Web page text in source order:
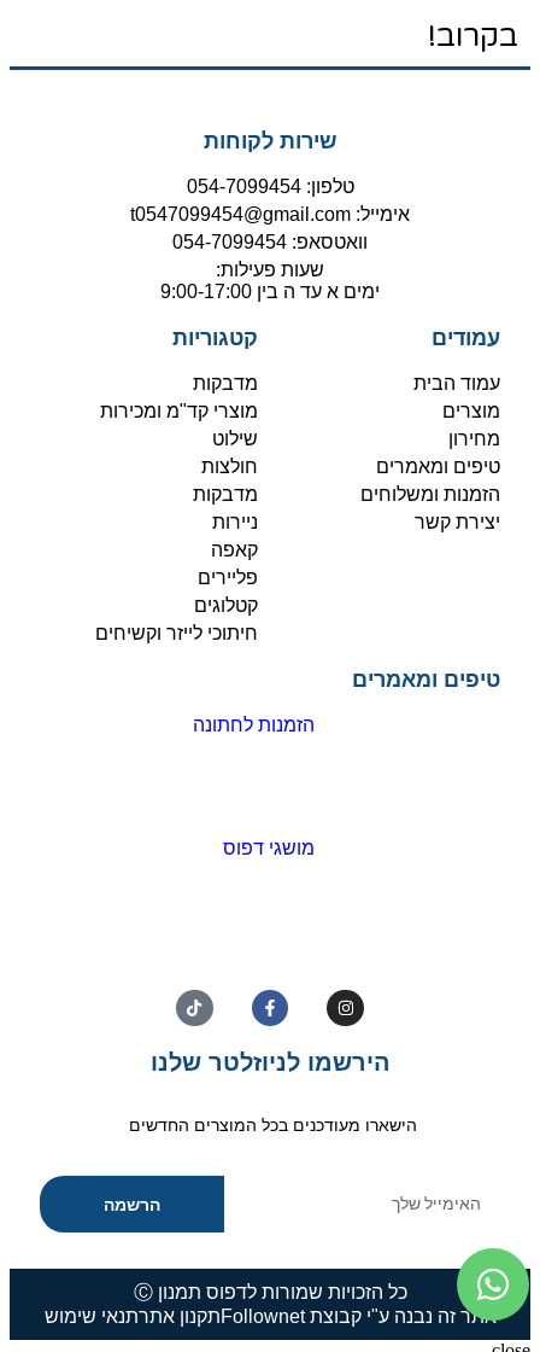
בקרוב!
שירות לקוחות
טלפון: 054-7099454
אימייל: t0547099454@gmail.com
וואטסאפ: 054-7099454
שעות פעילות:
ימים א עד ה בין 9:00-17:00
עמודים
עמוד הבית
מוצרים
מחירון
טיפים ומאמרים
הזמנות ומשלוחים
יצירת קשר
קטגוריות
מדבקות
מוצרי קד"מ ומכירות
שילוט
חולצות
מדבקות
ניירות
קאפה
פליירים
קטלוגים
חיתוכי לייזר וקשיחים
טיפים ומאמרים
הזמנות לחתונה
מושגי דפוס
הירשמו לניוזלטר שלנו
הישארו מעודכנים בכל המוצרים החדשים
הרשמה
כל הזכויות שמורות לדפוס תמנון Ⓒ
אתר זה נבנה ע"י קבוצת Follownet
תקנון אתרתנאי שימוש